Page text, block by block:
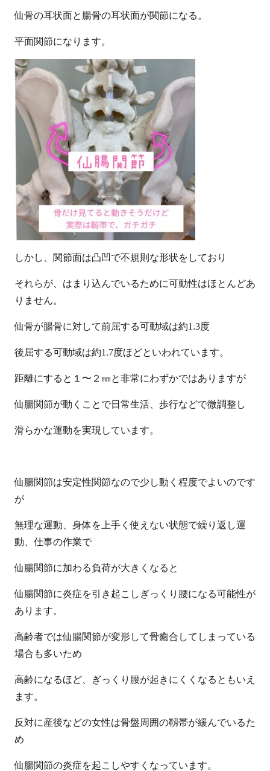
仙骨の耳状面と腸骨の耳状面が関節になる。
平面関節になります。
しかし、関節面は凸凹で不規則な形状をしており
それらが、はまり込んでいるために可動性はほとんどあ
りません。
仙骨が腸骨に対して前屈する可動域は約1.3度
後屈する可動域は約1.7度ほどといわれています。
距離にすると１〜２㎜と非常にわずかではありますが
仙腸関節が動くことで日常生活、歩行などで微調整し
滑らかな運動を実現しています。
仙腸関節は安定性関節なので少し動く程度でよいのです
が
無理な運動、身体を上手く使えない状態で繰り返し運
動、仕事の作業で
仙腸関節に加わる負荷が大きくなると
仙腸関節に炎症を引き起こしぎっくり腰になる可能性が
あります。
高齢者では仙腸関節が変形して骨癒合してしまっている
場合も多いため
高齢になるほど、ぎっくり腰が起きにくくなるともいえ
ます。
反対に産後などの女性は骨盤周囲の靱帯が緩んでいるた
め
仙腸関節の炎症を起こしやすくなっています。